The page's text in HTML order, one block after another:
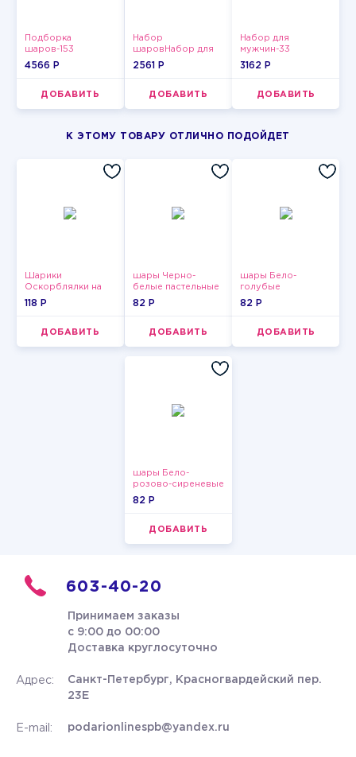
Подборка
шаров-153
4566 P
ДОБАВИТЬ
Набор
шаровНабор для
мужчин-12
2561 P
ДОБАВИТЬ
Набор для
мужчин-33
3162 P
ДОБАВИТЬ
К ЭТОМУ ТОВАРУ ОТЛИЧНО ПОДОЙДЕТ
Шарики
Оскорблялки на
день рождения для
118 P
ДОБАВИТЬ
шары Черно-
белые пастельные
82 P
ДОБАВИТЬ
шары Бело-
голубые
пастельные
82 P
ДОБАВИТЬ
шары Бело-
розово-сиреневые
пастельные
82 P
ДОБАВИТЬ
603-40-20
Принимаем заказы
с 9:00 до 00:00
Доставка круглосуточно
Адрес:
Санкт-Петербург, Красногвардейский пер.
23Е
E-mail: podarionlinespb@yandex.ru